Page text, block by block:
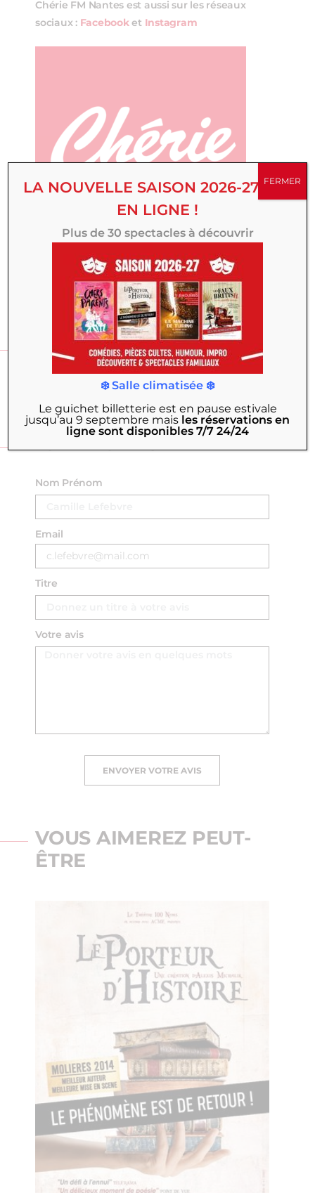
Chérie FM Nantes est aussi sur les réseaux
sociaux : Facebooket Instagram
LIRE PLUS
VOS AVIS
Nom Prénom
Email
Titre
Votre avis
ENVOYER VOTRE AVIS
VOUS AIMEREZ PEUT-
ÊTRE
LA NOUVELLE SAISON 2026-27 EST
EN LIGNE !
Plus de 30 spectacles à découvrir
❄️ Salle climatisée ❄️
Le guichet billetterie est en pause estivale
jusqu’au 9 septembre mais les réservations en
ligne sont disponibles 7/7 24/24
FERMER